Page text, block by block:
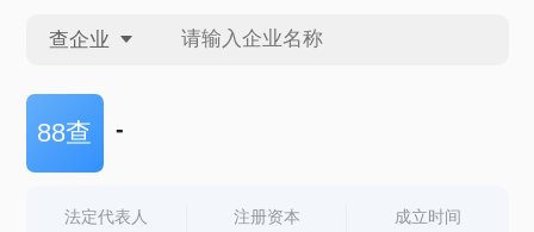
查企业
查企业
88查 -
法定代表人 注册资本 成立时间